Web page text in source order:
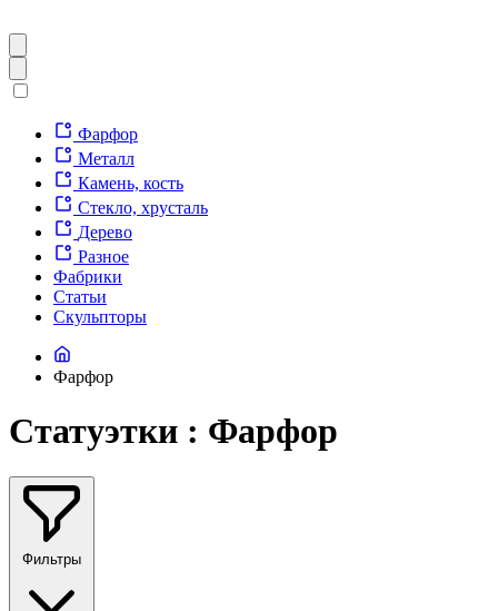
Фарфор
Металл
Камень, кость
Стекло, хрусталь
Дерево
Разное
Фабрики
Статьи
Скульпторы
Фарфор
Статуэтки : Фарфор